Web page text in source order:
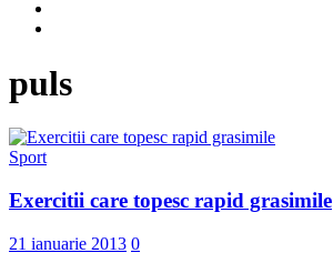
puls
Sport
Exercitii care topesc rapid grasimile
21 ianuarie 2013 0